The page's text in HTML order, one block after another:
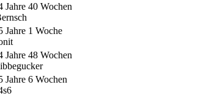
Jahre 40 Wochen
Jahre 1 Woche
Jahre 48 Wochen
Jahre 6 Wochen